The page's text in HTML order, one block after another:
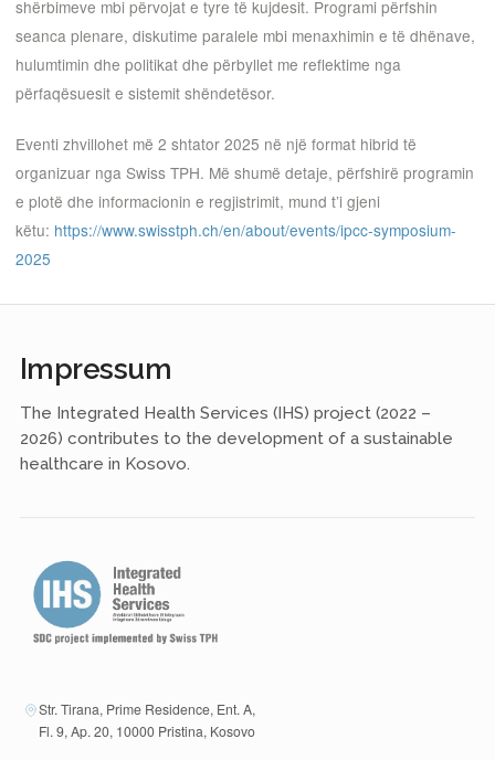
shërbimeve mbi përvojat e tyre të kujdesit. Programi përfshin
seanca plenare, diskutime paralele mbi menaxhimin e të dhënave,
hulumtimin dhe politikat dhe përbyllet me reflektime nga
përfaqësuesit e sistemit shëndetësor.
Eventi zhvillohet më 2 shtator 2025 në një format hibrid të
organizuar nga Swiss TPH. Më shumë detaje, përfshirë programin
e plotë dhe informacionin e regjistrimit, mund t’i gjeni
këtu: https://www.swisstph.ch/en/about/events/ipcc-symposium-
2025
Impressum
The Integrated Health Services (IHS) project (2022 –
2026) contributes to the development of a sustainable
healthcare in Kosovo.
Str. Tirana, Prime Residence, Ent. A,
Fl. 9, Ap. 20, 10000 Pristina, Kosovo